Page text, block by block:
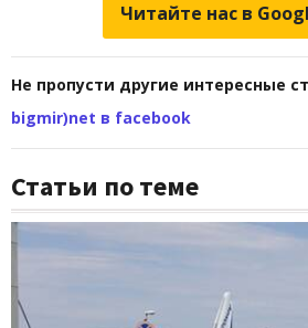
Читайте нас в
Не пропусти другие интересные
bigmir)net в facebook
Статьи по теме